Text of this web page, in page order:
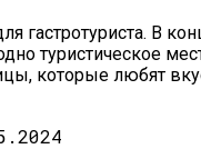
гастротуриста. В
туристическое
которые любят